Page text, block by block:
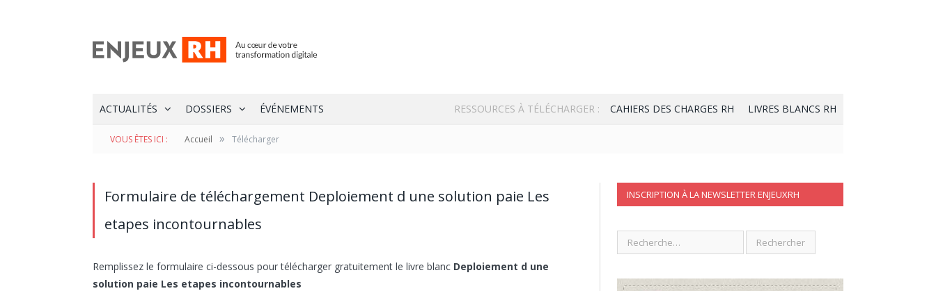
ACTUALITÉS DOSSIERS ÉVÉNEMENTS LIVRES BLANCS RH
CAHIERS DES CHARGES RH
RESSOURCES À TÉLÉCHARGER :
VOUS ÊTES ICI : Accueil » Télécharger
Formulaire de téléchargement Deploiement d une solution paie Les
etapes incontournables
Remplissez le formulaire ci-dessous pour télécharger gratuitement le livre blanc Deploiement d une
solution paie Les etapes incontournables
INSCRIPTION À LA NEWSLETTER ENJEUXRH